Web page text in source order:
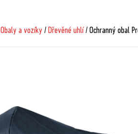
Obaly a vozíky/ Dřevěné uhlí/ Ochranný obal